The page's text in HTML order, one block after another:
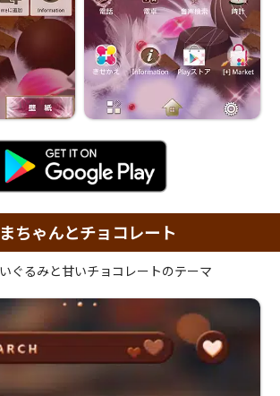
ちゃんとチョコレート
ぐるみと甘いチョコレートのテーマ